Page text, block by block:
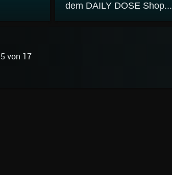
dem DAILY DOSE Shop...
von 17